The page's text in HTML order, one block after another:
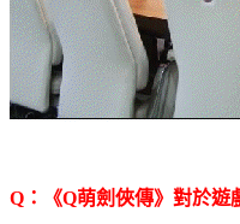
Q ：《Q萌劍俠傳》對於遊